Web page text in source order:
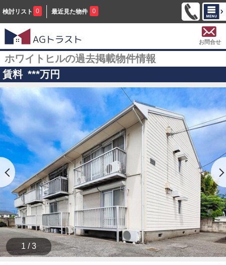
検討リスト 0 最近見た物件 0
お問合せ
ホワイトヒルの過去掲載物件情報
賃料 ***万円
1 / 3